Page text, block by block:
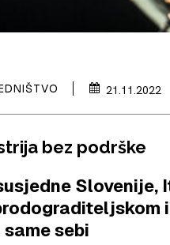
21.11.2022
bez podrške
Slovenije,
sebi